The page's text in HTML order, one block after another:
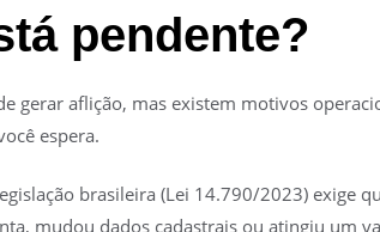
pendente?
gerar aflição, mas existem motivos
espera.
brasileira (Lei 14.790/2023) exige
mudou dados cadastrais ou atingiu um